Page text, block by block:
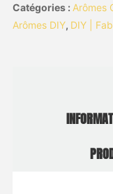
Catégories : Arômes
Arômes DIY, DIY |